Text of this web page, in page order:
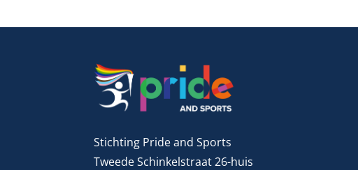
Stichting Pride and Sports
Tweede Schinkelstraat 26-huis